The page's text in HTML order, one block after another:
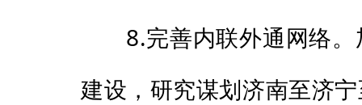
8.完善内联外通网络
建设，研究谋划济南至济